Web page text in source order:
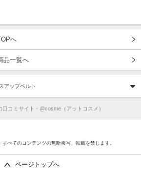
へ
品一覧へ
アップベルト
口コミサイト - @cosme（アットコスメ）
べてのコンテンツの無断複写、転載を禁じます。
ページトップへ